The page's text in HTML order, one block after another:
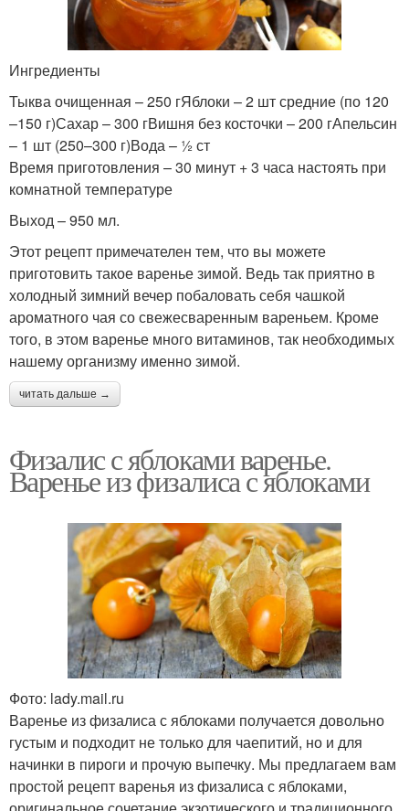
Ингредиенты
Тыква очищенная – 250 гЯблоки – 2 шт средние (по 120
–150 г)Сахар – 300 гВишня без косточки – 200 гАпельсин
– 1 шт (250–300 г)Вода – ½ ст
Время приготовления – 30 минут + 3 часа настоять при
комнатной температуре
Выход – 950 мл.
Этот рецепт примечателен тем, что вы можете
приготовить такое варенье зимой. Ведь так приятно в
холодный зимний вечер побаловать себя чашкой
ароматного чая со свежесваренным вареньем. Кроме
того, в этом варенье много витаминов, так необходимых
нашему организму именно зимой.
читать дальше →
Физалис с яблоками варенье.
Варенье из физалиса с яблоками
Фото: lady.mail.ru
Варенье из физалиса с яблоками получается довольно
густым и подходит не только для чаепитий, но и для
начинки в пироги и прочую выпечку. Мы предлагаем вам
простой рецепт варенья из физалиса с яблоками,